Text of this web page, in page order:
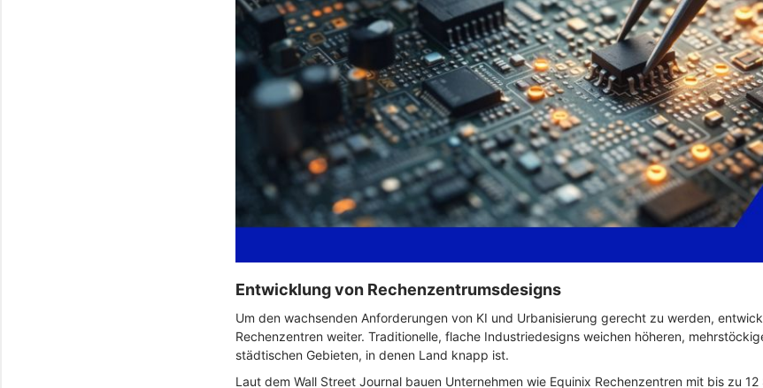
Entwicklung von Rechenzentrumsdesigns
Um den wachsenden Anforderungen von KI und Urbanisierung gerecht zu werden,
Rechenzentren weiter. Traditionelle, flache Industriedesigns weichen höheren,
städtischen Gebieten, in denen Land knapp ist.
Laut dem Wall Street Journal bauen Unternehmen wie Equinix Rechenzentren mit bis zu